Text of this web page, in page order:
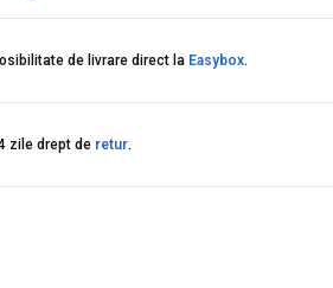
de livrare direct la Easybox.
zile drept de retur.